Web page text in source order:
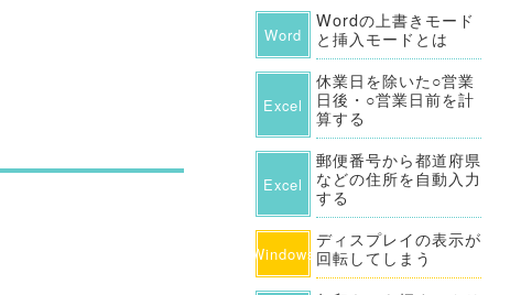
Word
Wordの上書きモード
と挿入モードとは
Excel
休業日を除いた○営業
日後・○営業日前を計
算する
Excel
郵便番号から都道府県
などの住所を自動入力
する
Windows
ディスプレイの表示が
回転してしまう